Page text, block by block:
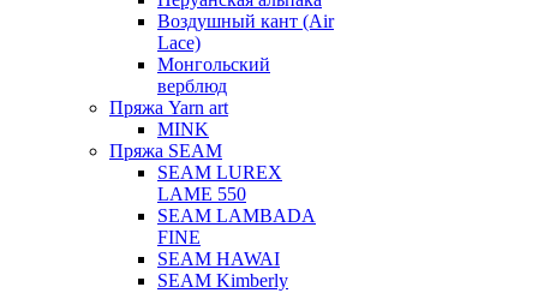
Воздушный кант (Air
Lace)
Монгольский
верблюд
Пряжа Yarn art
MINK
Пряжа SEAM
SEAM LUREX
LAME 550
SEAM LAMBADA
FINE
SEAM HAWAI
SEAM Kimberly